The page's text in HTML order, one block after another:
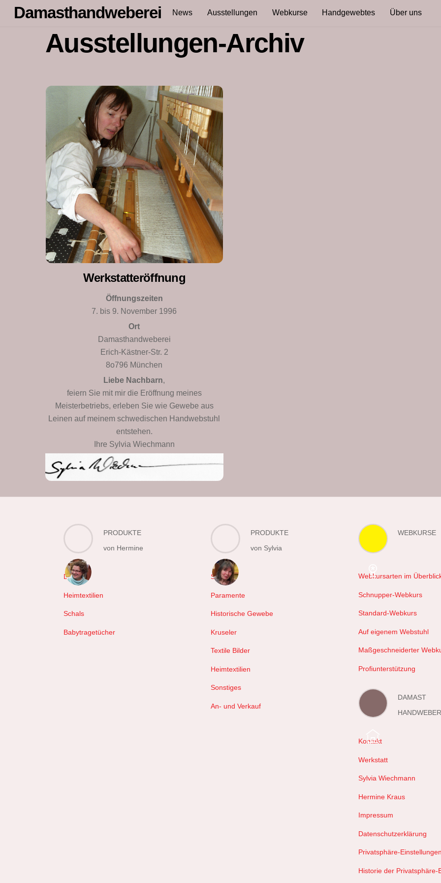
SkipDamasthandweberei News Ausstellungen Webkurse Handgewebtes Über uns
Ausstellungen-Archiv
Werkstatteröffnung
Öffnungszeiten
7. bis 9. November 1996
Ort
Damasthandweberei
Erich-Kästner-Str. 2
8o796 München
Liebe Nachbarn,
feiern Sie mit mir die Eröffnung meines
Meisterbetriebs, erleben Sie wie Gewebe aus
Leinen auf meinem schwedischen Handwebstuhl
entstehen.
Ihre Sylvia Wiechmann
PRODUKTE
von Hermine
Decken
Heimtextilien
Schals
Babytragetücher
PRODUKTE
von Sylvia
Schals
Paramente
Historische Gewebe
Kruseler
Textile Bilder
Heimtextilien
Sonstiges
An- und Verkauf
WEBKURSE
Webkursarten im
Schnupper-Webkurs
Standard-Webkurs
Auf eigenem Webstuhl
Maßgeschneiderter
Profiunterstützung
DAMAST
Kontakt
Werkstatt
Sylvia Wiechmann
Hermine Kraus
Impressum
Datenschutzerklärung
Privatsphäre-
Historie der Privatsphäre-